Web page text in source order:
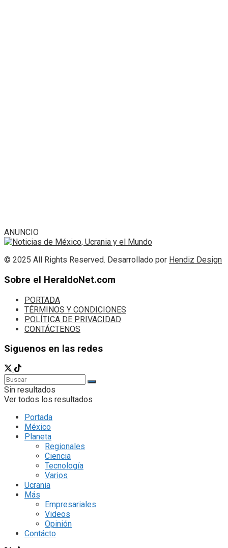
ANUNCIO
© 2025 All Rights Reserved. Desarrollado por Hendiz Design
Sobre el HeraldoNet.com
PORTADA
TÉRMINOS Y CONDICIONES
POLÍTICA DE PRIVACIDAD
CONTÁCTENOS
Siguenos en las redes
Sin resultados
Ver todos los resultados
Portada
México
Planeta
Regionales
Ciencia
Tecnología
Varios
Ucrania
Más
Empresariales
Videos
Opinión
Contácto